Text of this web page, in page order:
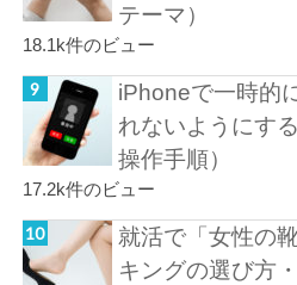
テーマ）
18.1k件のビュー
iPhoneで一時的
れないようにす
操作手順）
17.2k件のビュー
就活で「女性の
キングの選び方